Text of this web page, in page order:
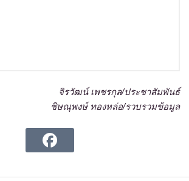
จิรวัฒน์ เพชรกุล/ประชาสัมพันธ์
ชิษณุพงษ์ ทองหล่อ/รวบรวมข้อมูล